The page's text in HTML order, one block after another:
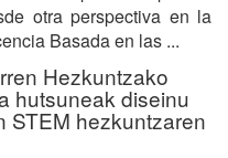
otra perspectiva en la
Basada en las ...
Hezkuntzako
hutsuneak diseinu
STEM hezkuntzaren